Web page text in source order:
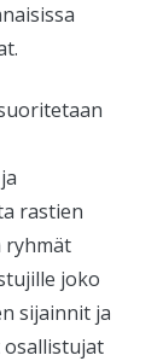
rastien
ryhmät
joko
sijainnit ja